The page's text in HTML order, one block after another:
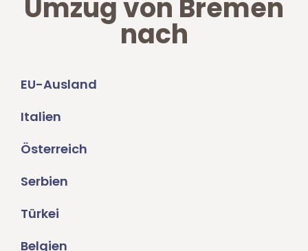
Umzug von Bremen
nach
EU-Ausland
Italien
Österreich
Serbien
Türkei
Belgien